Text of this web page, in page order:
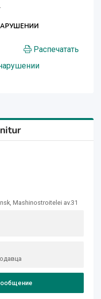
Распечатать
Mashinostroitelei av.31